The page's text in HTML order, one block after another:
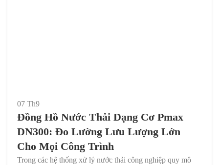
07 Th9
Đồng Hồ Nước Thải Dạng Cơ Pmax
DN300: Đo Lường Lưu Lượng Lớn
Cho Mọi Công Trình
Trong các hệ thống xử lý nước thải công nghiệp quy mô